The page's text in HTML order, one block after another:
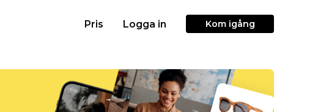
Pris Logga in Kom igång